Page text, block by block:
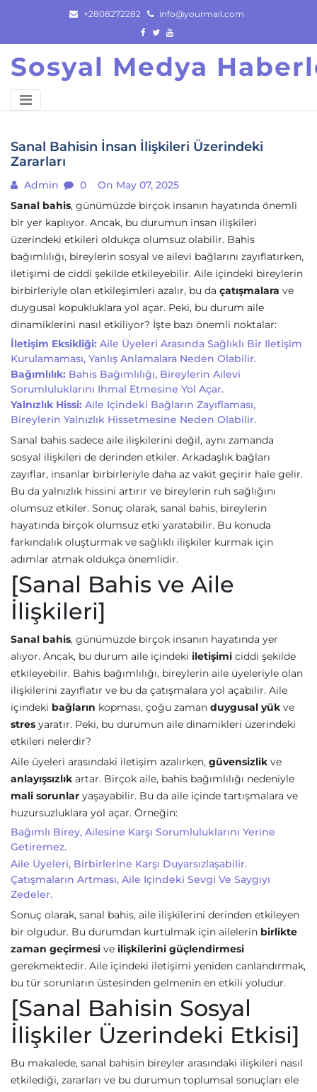
content
+2808272282 info@yourmail.com
Sosyal Medya
Sanal Bahisin İnsan İlişkileri Üzerindeki
Zararları
Admin 0
On May 07, 2025
Sanal bahis, günümüzde birçok insanın hayatında önemli
bir yer kaplıyor. Ancak, bu durumun insan ilişkileri
üzerindeki etkileri oldukça olumsuz olabilir. Bahis
bağımlılığı, bireylerin sosyal ve ailevi bağlarını zayıflatırken,
iletişimi de ciddi şekilde etkileyebilir. Aile içindeki bireylerin
birbirleriyle olan etkileşimleri azalır, bu da çatışmalara ve
duygusal kopukluklara yol açar. Peki, bu durum aile
dinamiklerini nasıl etkiliyor? İşte bazı önemli noktalar:
İletişim Eksikliği: Aile Üyeleri Arasında Sağlıklı Bir Iletişim
Kurulamaması, Yanlış Anlamalara Neden Olabilir.
Bağımlılık: Bahis Bağımlılığı, Bireylerin Ailevi
Sorumluluklarını Ihmal Etmesine Yol Açar.
Yalnızlık Hissi: Aile Içindeki Bağların Zayıflaması,
Bireylerin Yalnızlık Hissetmesine Neden Olabilir.
Sanal bahis sadece aile ilişkilerini değil, aynı zamanda
sosyal ilişkileri de derinden etkiler. Arkadaşlık bağları
zayıflar, insanlar birbirleriyle daha az vakit geçirir hale gelir.
Bu da yalnızlık hissini artırır ve bireylerin ruh sağlığını
olumsuz etkiler. Sonuç olarak, sanal bahis, bireylerin
hayatında birçok olumsuz etki yaratabilir. Bu konuda
farkındalık oluşturmak ve sağlıklı ilişkiler kurmak için
adımlar atmak oldukça önemlidir.
[Sanal Bahis ve Aile
İlişkileri]
Sanal bahis, günümüzde birçok insanın hayatında yer
alıyor. Ancak, bu durum aile içindeki iletişimi ciddi şekilde
etkileyebilir. Bahis bağımlılığı, bireylerin aile üyeleriyle olan
ilişkilerini zayıflatır ve bu da çatışmalara yol açabilir. Aile
içindeki bağların kopması, çoğu zaman duygusal yük ve
stres yaratır. Peki, bu durumun aile dinamikleri üzerindeki
etkileri nelerdir?
Aile üyeleri arasındaki iletişim azalırken, güvensizlik ve
anlayışsızlık artar. Birçok aile, bahis bağımlılığı nedeniyle
mali sorunlar yaşayabilir. Bu da aile içinde tartışmalara ve
huzursuzluklara yol açar. Örneğin:
Bağımlı Birey, Ailesine Karşı Sorumluluklarını Yerine
Getiremez.
Aile Üyeleri, Birbirlerine Karşı Duyarsızlaşabilir.
Çatışmaların Artması, Aile Içindeki Sevgi Ve Saygıyı
Zedeler.
Sonuç olarak, sanal bahis, aile ilişkilerini derinden etkileyen
bir olgudur. Bu durumdan kurtulmak için ailelerin birlikte
zaman geçirmesi ve ilişkilerini güçlendirmesi
gerekmektedir. Aile içindeki iletişimi yeniden canlandırmak,
bu tür sorunların üstesinden gelmenin en etkili yoludur.
[Sanal Bahisin Sosyal
İlişkiler Üzerindeki Etkisi]
Bu makalede, sanal bahisin bireyler arasındaki ilişkileri nasıl
etkilediği, zararları ve bu durumun toplumsal sonuçları ele